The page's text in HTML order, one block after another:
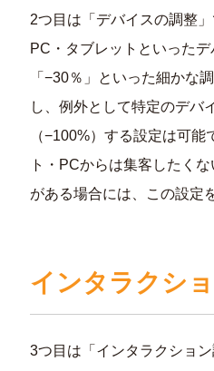
2つ目は「デバイスの調整
PC・タブレットといったデ
「−30％」といった細かな
し、例外として特定のデバ
（−100%）する設定は可
ト・PCからは集客したく
がある場合には、この設定
インタラクシ
3つ目は「インタラクショ